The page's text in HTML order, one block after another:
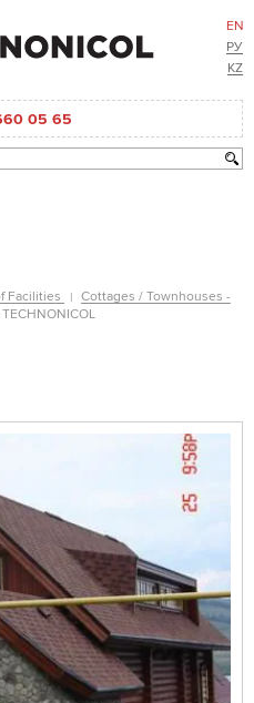
EN
РУ
KZ
05 65
Facilities
Cottages / Townhouses -